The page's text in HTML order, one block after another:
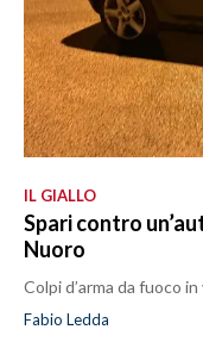
IL GIALLO
Spari contro
Nuoro
Colpi d’arma da fuoco
Fabio Ledda